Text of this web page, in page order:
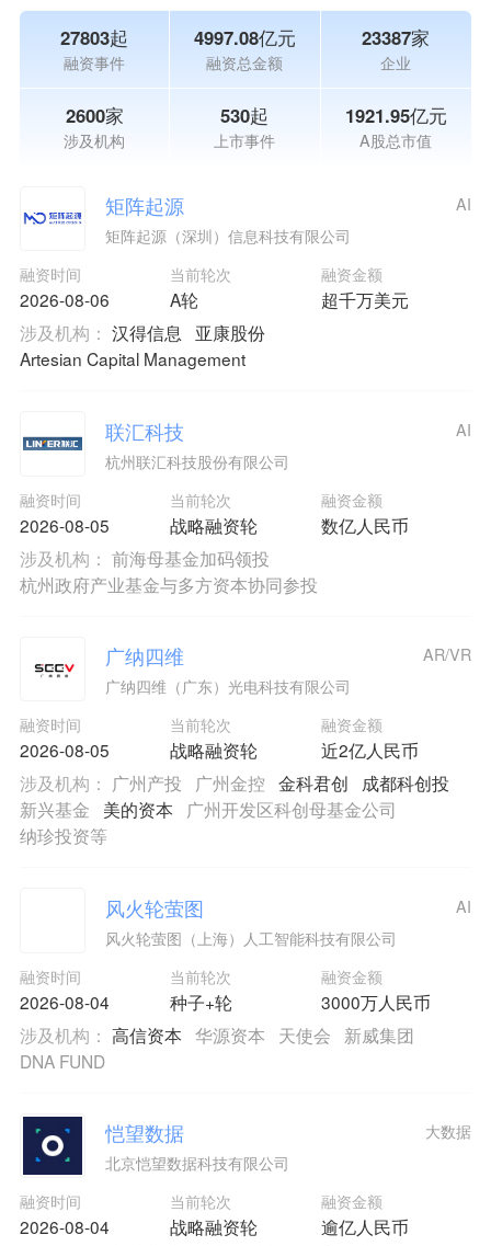
27803起
融资事件
4997.08亿元
融资总金额
23387家
企业
2600家
涉及机构
530起
上市事件
1921.95亿元
A股总市值
矩阵起源
矩阵起源（深圳）信息科技有限公司
融资时间
2026-08-06
当前轮次
A轮
融资金额
超千万美元
AI
涉及机构： 汉得信息
亚康股份
Artesian Capital Management
联汇科技
杭州联汇科技股份有限公司
融资时间
2026-08-05
当前轮次
战略融资轮
融资金额
数亿人民币
AI
涉及机构： 前海母基金加码领投
杭州政府产业基金与多方资本协同参投
广纳四维
广纳四维（广东）光电科技有限公司
融资时间
2026-08-05
当前轮次
战略融资轮
融资金额
近2亿人民币
AR/VR
涉及机构： 广州产投 广州金控 金科君创
成都科创投
新兴基金
美的资本
广州开发区科创母基金公司
纳珍投资等
风火轮萤图
风火轮萤图（上海）人工智能科技有限公司
融资时间
2026-08-04
当前轮次
种子+轮
融资金额
3000万人民币
AI
涉及机构： 高信资本 华源资本 天使会
新威集团
DNA FUND
恺望数据
北京恺望数据科技有限公司
融资时间
2026-08-04
当前轮次
战略融资轮
融资金额
逾亿人民币
大数据